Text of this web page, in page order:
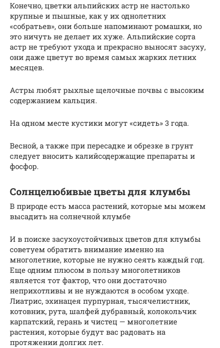
Конечно, цветки альпийских астр не настолько
крупные и пышные, как у их однолетних
«собратьев», они больше напоминают ромашки, но
это ничуть не делает их хуже. Альпийские сорта
астр не требуют ухода и прекрасно выносят засуху,
они даже цветут во время самых жарких летних
месяцев.
Астры любят рыхлые щелочные почвы с высоким
содержанием кальция.
На одном месте кустики могут «сидеть» 3 года.
Весной, а также при пересадке и обрезке в грунт
следует вносить калийсодержащие препараты и
фосфор.
Солнцелюбивые цветы для клумбы
В природе есть масса растений, которые мы можем
высадить на солнечной клумбе
И в поиске засухоустойчивых цветов для клумбы
советуем обратить внимание именно на
многолетние, которые не нужно сеять каждый год.
Еще одним плюсом в пользу многолетников
является тот фактор, что они достаточно
неприхотливы и не нуждаются в особом уходе.
Лиатрис, эхинацея пурпурная, тысячелистник,
котовник, рута, шалфей дубравный, колокольчик
карпатский, герань и чистец — многолетние
растения, которые будут вас радовать на
протяжении долгих лет.